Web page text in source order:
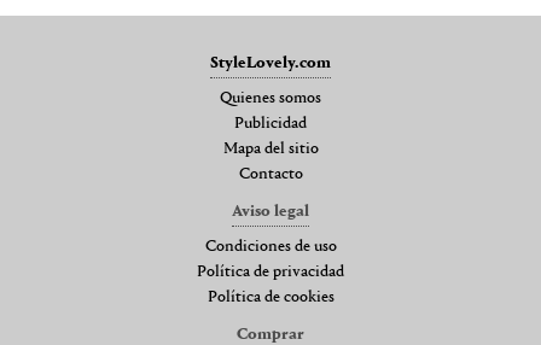
StyleLovely.com
Quienes somos
Publicidad
Mapa del sitio
Contacto
Aviso legal
Condiciones de uso
Política de privacidad
Política de cookies
Comprar